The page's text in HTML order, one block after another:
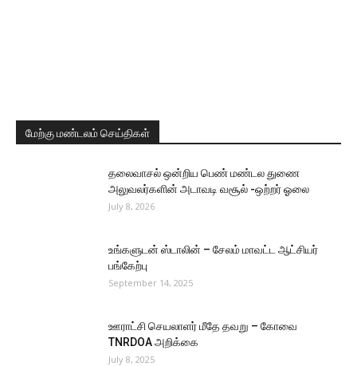
மேற்கு மண்டலம் செய்திகள்
தலைவாசல் ஒன்றிய பெண் மண்டல துணை
அலுவலர்களின் அடாவடி வசூல் -ஒற்றர் ஓலை
July 8, 2026
உங்களுடன் ஸ்டாலின் – சேலம் மாவட்ட ஆட்சியர்
பங்கேற்பு
September 14, 2025
ஊராட்சி செயலாளர் மீதே தவறு – கோவை
TNRDOA அறிக்கை
July 8, 2025